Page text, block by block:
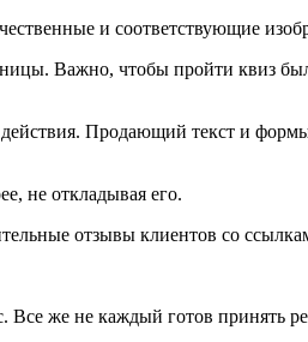
и соответствующие
Важно, чтобы пройти квиз
Продающий текст и
не откладывая его.
отзывы клиентов со
же не каждый готов принять